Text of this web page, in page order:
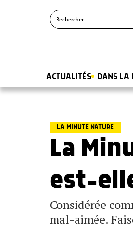
ACTUALITÉS DANS LA
LA MINUTE NATURE
La
est-
Considérée
mal-aimée.